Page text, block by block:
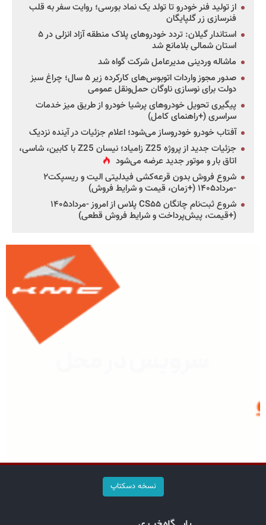
از تولید فنر خودرو تا تولد یک نماد بورسی؛ روایت سفر به قلب
فنرسازی زر گلپایگان
استاندار گیلان: تردد خودروهای پلاک منطقه آزاد انزلی در ۵
استان شمالی بلامانع شد
ماشاله وردینی مدیرعامل شرکت گواه شد
صدور مجوز واردات اتوبوس‌های کارکرده زیر ۵ سال؛ چراغ سبز
دولت برای نوسازی ناوگان حمل‌ونقل عمومی
پیگیری تحویل خودروهای پرشیا خودرو از طریق میز خدمات
سراسری (+راهنمای کامل)
آفتاب خودرو خودروساز می‌شود؛ اعلام جزئیات در آینده نزدیک
جزئیات جدید از پروژه Z25 زامیاد؛ نیسان Z25 با کابین، شاسی،
اتاق بار و موتور جدید عرضه می‌شود
شروع فروش بدون قرعه‌کشی فیدلیتی الیت و ریسپکت۲
-مرداد۱۴۰۵ (+زمان، قیمت و شرایط فروش)
شروع ثبت‌نام چانگان CS۵۵ پلاس از امروز -مرداد۱۴۰۵
(+قیمت، پیش‌پرداخت و شرایط فروش قطعی)
نسخه دسکتاپ